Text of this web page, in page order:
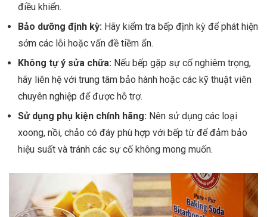
điều khiển.
Bảo dưỡng định kỳ: Hãy kiểm tra bếp định kỳ để phát hiện
sớm các lỗi hoặc vấn đề tiềm ẩn.
Không tự ý sửa chữa: Nếu bếp gặp sự cố nghiêm trọng,
hãy liên hệ với trung tâm bảo hành hoặc các kỹ thuật viên
chuyên nghiệp để được hỗ trợ.
Sử dụng phụ kiện chính hãng: Nên sử dụng các loại
xoong, nồi, chảo có đáy phù hợp với bếp từ để đảm bảo
hiệu suất và tránh các sự cố không mong muốn.